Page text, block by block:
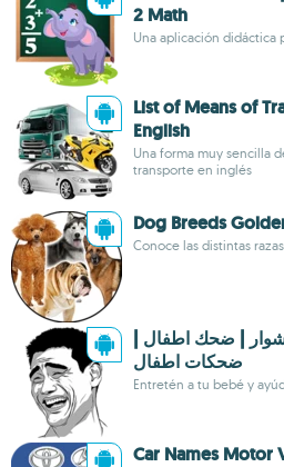
2 Math
Una aplicación didáctica
List of Means of
English
Una forma muy sencilla
transporte en inglés
Dog Breeds
Conoce las distintas
| ضحك اطفال |
ضحكات اطفال
Entretén a tu bebé y
Car Names Motor